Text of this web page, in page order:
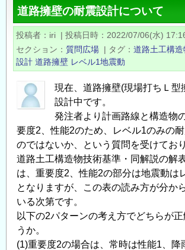
く
ず
道路擁壁の耐震設計について
投稿者 iri | 投稿日時
2022/07/06(水)
セクション
質問広場 | タグ 道路土工構
設計 道路擁壁 レベル1地震動
現在、道路擁壁(現場打ちＬ型
設計中です。
発注者より計画路線と構造物
要度2、性能2のため、レベル1のみの
のではないか、という質問を受けてお
道路土工構造物技術基準・同解説の解
は、重要度2、性能2の部分は地震動は
となりますが、この表の読み方が分か
いる次第です。
以下の2パターンの考え方でどちらが正
うか。
(1)重要度2の場合は、常時は性能1、降